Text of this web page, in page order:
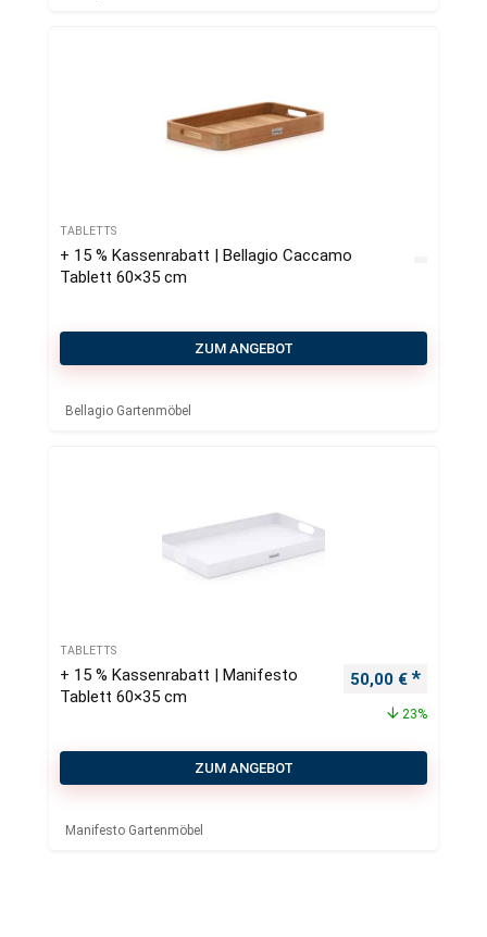
TABLETTS
+ 15 % Kassenrabatt | Bellagio Caccamo
Tablett 60×35 cm
ZUM ANGEBOT
Bellagio Gartenmöbel
TABLETTS
+ 15 % Kassenrabatt | Manifesto
Tablett 60×35 cm
Ursprünglicher
50,00 €
23%
ZUM ANGEBOT
Manifesto Gartenmöbel